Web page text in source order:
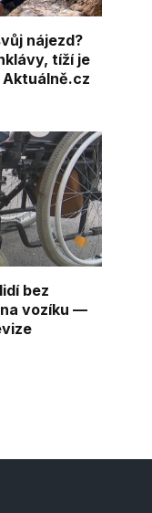
nájezd?
tíží je
bez
vozíku —